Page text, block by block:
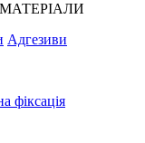
Адгезиви
фіксація